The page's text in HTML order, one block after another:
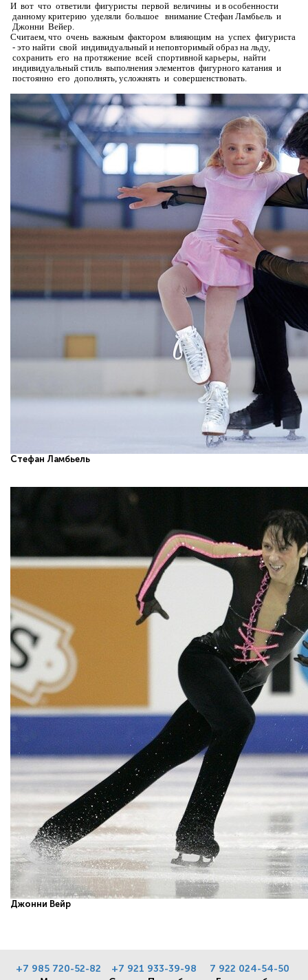
И вот что ответили фигуристы первой величины и в особенности
данному критерию уделяли большое внимание Стефан Ламбьель и
Джонни Вейер.
Cчитаем, что очень важным фактором влияющим на успех фигуриста
- это найти свой индивидуальный и неповторимый образ на льду,
сохранить его на протяжение всей спортивной карьеры, найти
индивидуальный стиль выполнения элементов фигурного катания и
постоянно его дополнять, усложнять и совершенствовать.
Cтефан Ламбьель
Джонни Вейр
+7 985 720-52-82
+7 921 933-39-98
7 922 024-54-50